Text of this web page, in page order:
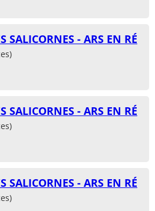
SALICORNES - ARS EN RÉ
SALICORNES - ARS EN RÉ
SALICORNES - ARS EN RÉ